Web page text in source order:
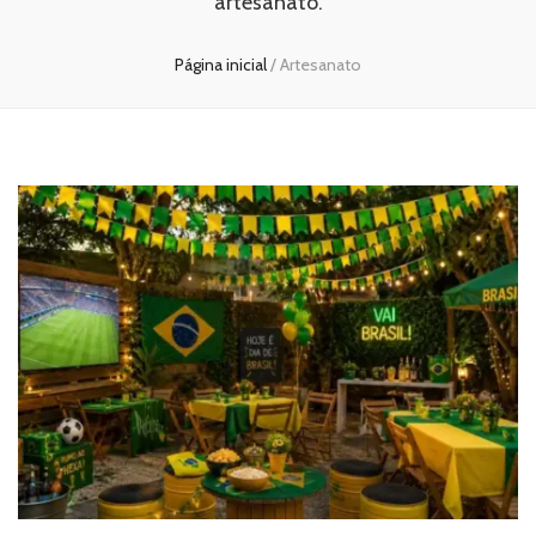
Página inicial/Artesanato